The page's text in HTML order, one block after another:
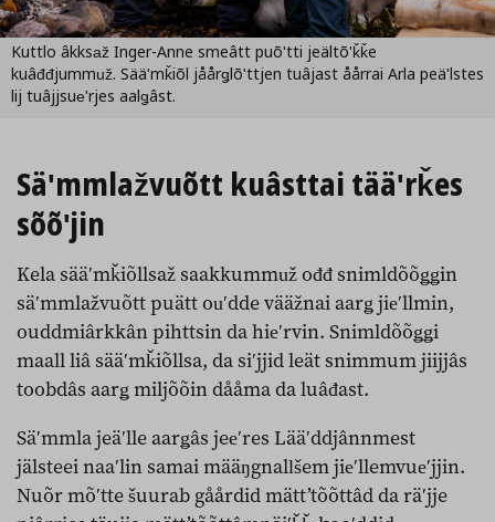
Kuttlo âkksaž Inger-Anne smeâtt puõʹtti jeältõʹǩǩe
kuâđđjummuž. Sääʹmǩiõl jåårǥlõʹttjen tuâjast åårrai Arla peäʹlstes
lij tuâjjsueʹrjes aalǥâst.
Säʹmmlažvuõtt kuâsttai tääʹrǩes
sõõʹjin
Kela sääʹmǩiõllsaž saakkummuž ođđ snimldõõǥǥin
säʹmmlažvuõtt puätt ouʹdde vääžnai aarǥ jieʹllmin,
ouddmiârkkân pihttsin da hieʹrvin. Snimldõõǥǥi
maall liâ sääʹmǩiõllsa, da siʹjjid leät snimmum jiijjâs
toobdâs aarǥ miljõõin dååma da luâđast.
Säʹmmla jeäʹlle aarǥâs jeeʹres Lääʹddjânnmest
jälsteei naaʹlin samai määŋgnallšem jieʹllemvueʹjjin.
Nuõr mõʹtte šuurab gåårdid mättʼtõõttâd da räʹjje